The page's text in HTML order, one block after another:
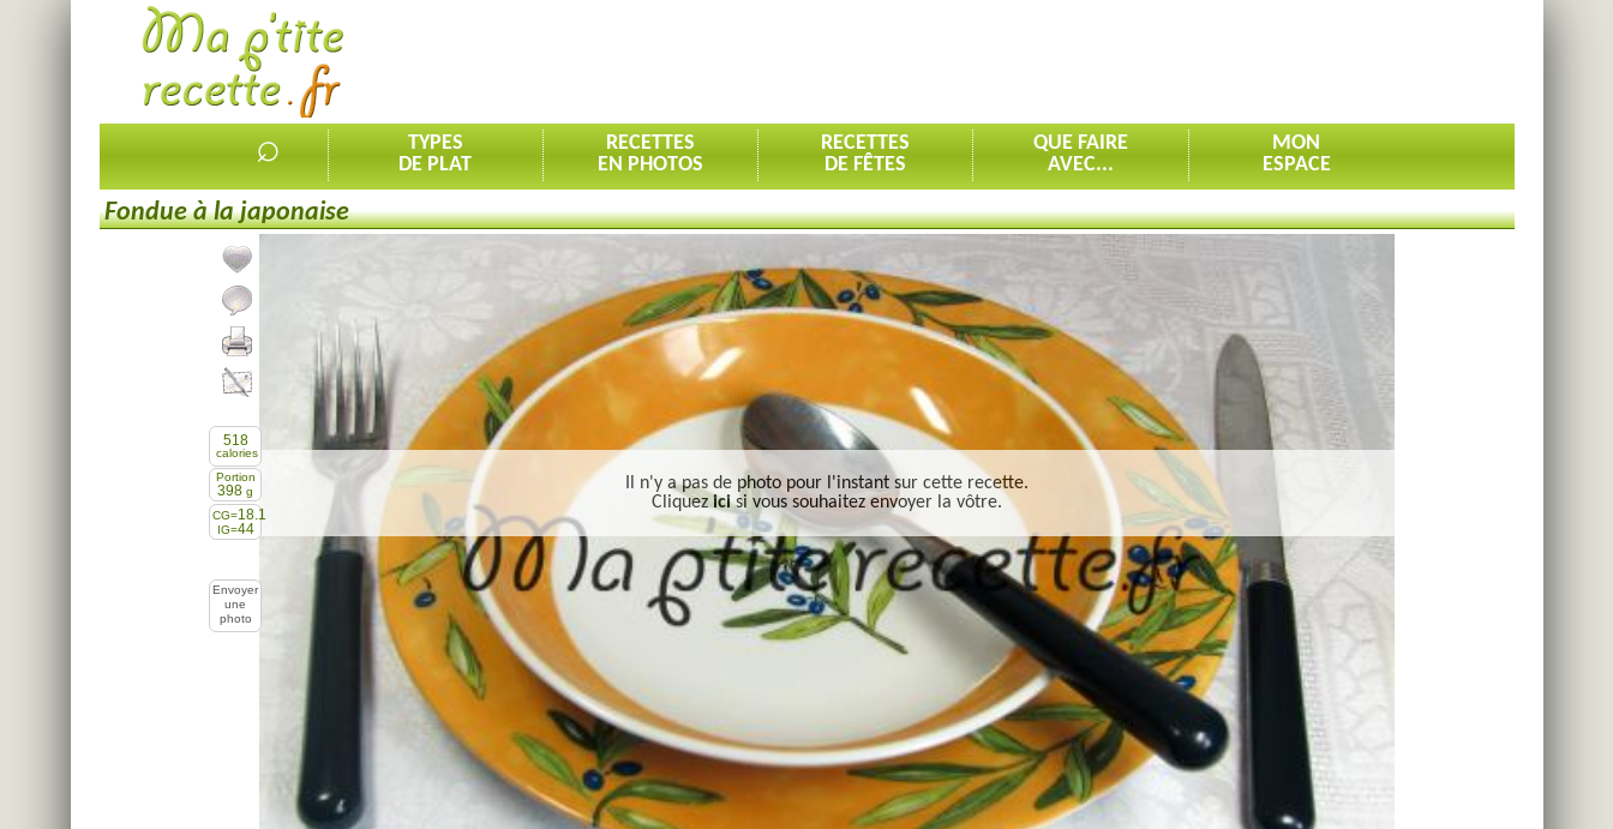
⌕
TYPES
DE PLAT
RECETTES
EN PHOTOS
RECETTES
DE FÊTES
QUE FAIRE
AVEC...
MON
ESPACE
Fondue à la japonaise
Imprimer la recette
Partager cette recette
518
calories
Portion
398 g
CG=18.1
IG=44
Envoyer
une
photo
Il n'y a pas de photo pour l'instant sur cette recette.
Cliquez icisi vous souhaitez envoyer la vôtre.